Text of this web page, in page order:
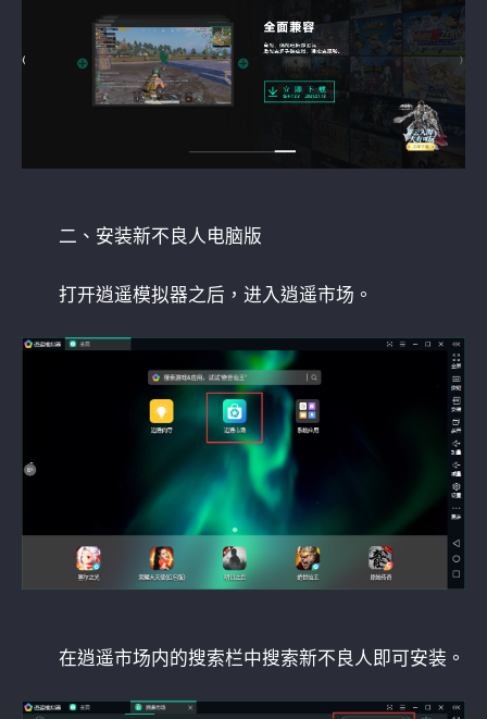
二、安装新不良人电脑版
打开逍遥模拟器之后，进入逍遥市场。
在逍遥市场内的搜索栏中搜索新不良人即可安装。